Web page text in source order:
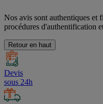
Nos avis sont authentiques et
procédures d'authentification
Retour en haut
Devis
sous 24h